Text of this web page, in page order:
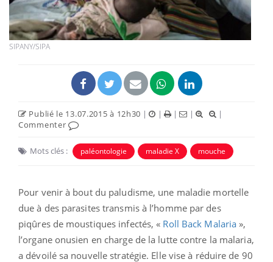
SIPANY/SIPA
Publié le 13.07.2015 à 12h30 | | | |
|
Commenter
Mots clés : paléontologie maladie X mouche
Pour venir à bout du paludisme, une maladie mortelle
due à des parasites transmis à l’homme par des
piqûres de moustiques infectés, « Roll Back Malaria»,
l’organe onusien en charge de la lutte contre la malaria,
a dévoilé sa nouvelle stratégie. Elle vise à réduire de 90